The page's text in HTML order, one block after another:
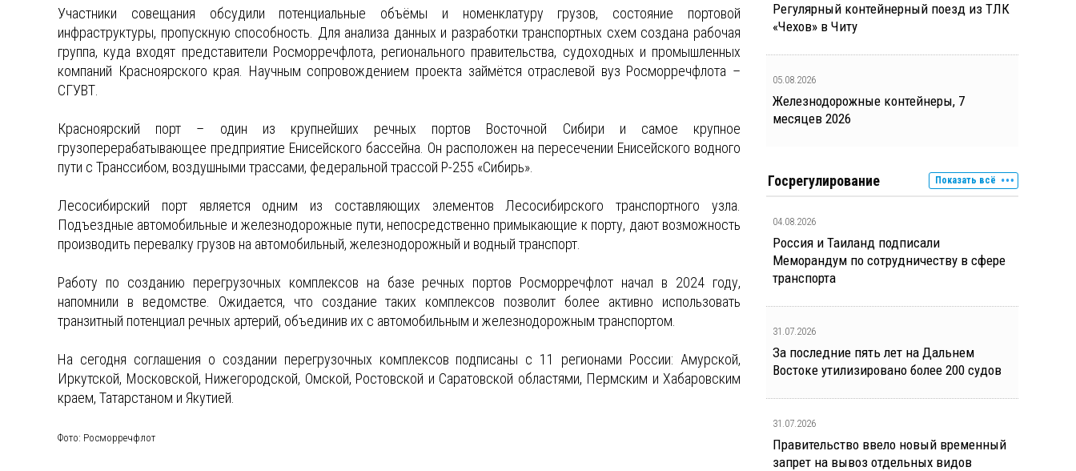
Участники совещания обсудили потенциальные объёмы и номенклатуру грузов, состояние портовой
инфраструктуры, пропускную способность. Для анализа данных и разработки транспортных схем создана рабочая
группа, куда входят представители Росморречфлота, регионального правительства, судоходных и промышленных
компаний Красноярского края. Научным сопровождением проекта займётся отраслевой вуз Росморречфлота –
СГУВТ.
Красноярский порт – один из крупнейших речных портов Восточной Сибири и самое крупное
грузоперерабатывающее предприятие Енисейского бассейна. Он расположен на пересечении Енисейского водного
пути с Транссибом, воздушными трассами, федеральной трассой Р-255 «Сибирь».
Лесосибирский порт является одним из составляющих элементов Лесосибирского транспортного узла.
Подъездные автомобильные и железнодорожные пути, непосредственно примыкающие к порту, дают возможность
производить перевалку грузов на автомобильный, железнодорожный и водный транспорт.
Работу по созданию перегрузочных комплексов на базе речных портов Росморречфлот начал в 2024 году,
напомнили в ведомстве. Ожидается, что создание таких комплексов позволит более активно использовать
транзитный потенциал речных артерий, объединив их с автомобильным и железнодорожным транспортом.
На сегодня соглашения о создании перегрузочных комплексов подписаны с 11 регионами России: Амурской,
Иркутской, Московской, Нижегородской, Омской, Ростовской и Саратовской областями, Пермским и Хабаровским
краем, Татарстаном и Якутией.
Фото: Росморречфлот
Регулярный контейнерный поезд из ТЛК
«Чехов» в Читу
05.08.2026
Железнодорожные контейнеры, 7
месяцев 2026
Госрегулирование Показать всё
04.08.2026
Россия и Таиланд подписали
Меморандум по сотрудничеству в сфере
транспорта
31.07.2026
За последние пять лет на Дальнем
Востоке утилизировано более 200 судов
31.07.2026
Правительство ввело новый временный
запрет на вывоз отдельных видов